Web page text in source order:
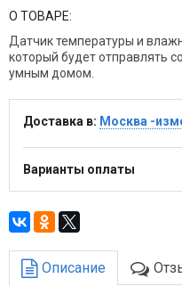
О ТОВАРЕ:
Датчик температуры и
который будет отправлять
умным домом.
Доставка в: Москва -
Варианты оплаты
Описание